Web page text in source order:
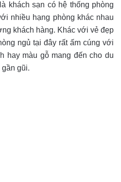
khách sạn có hệ thống phòng
nhiều hạng phòng khác nhau
khách hàng. Khác với vẻ đẹp
ngủ tại đây rất ấm cúng với
hay màu gỗ mang đến cho du
gần gũi.